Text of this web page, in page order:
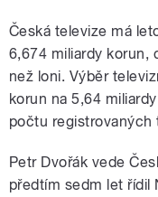
Česká televize má
6,674 miliardy korun,
než loni. Výběr
korun na 5,64
počtu registrovaných
Petr Dvořák vede
předtím sedm let řídil